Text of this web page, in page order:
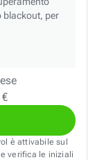
blackout, per
è attivabile sul
e verifica le iniziali